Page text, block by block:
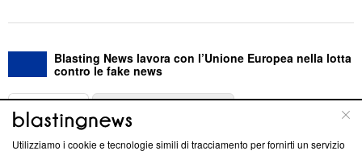
Blasting News lavora con l’Unione Europea nella lotta
contro le fake news
ABOUT
Utilizziamo i cookie e tecnologie simili di tracciamento per fornirti un servizio